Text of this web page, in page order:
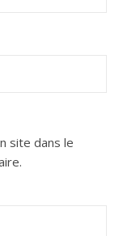
site dans le